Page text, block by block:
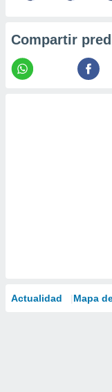
Compartir
Actualidad Mapa